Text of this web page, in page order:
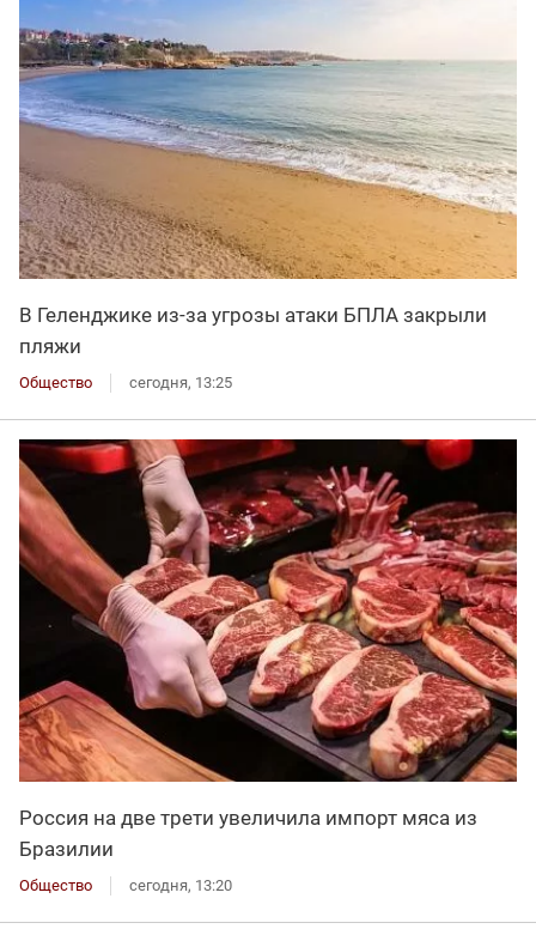
В Геленджике из-за угрозы атаки БПЛА закрыли
пляжи
Общество сегодня, 13:25
Россия на две трети увеличила импорт мяса из
Бразилии
Общество сегодня, 13:20